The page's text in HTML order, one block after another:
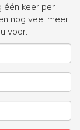
één keer per
nog veel meer.
voor.